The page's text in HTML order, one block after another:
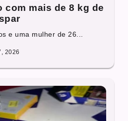
com mais de 8 kg de
e uma mulher de 26...
2026